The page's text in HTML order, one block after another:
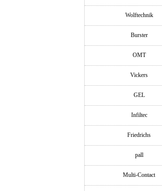
Wolftechnik
Burster
OMT
Vickers
GEL
Infiltec
Friedrichs
pall
Multi-Contact